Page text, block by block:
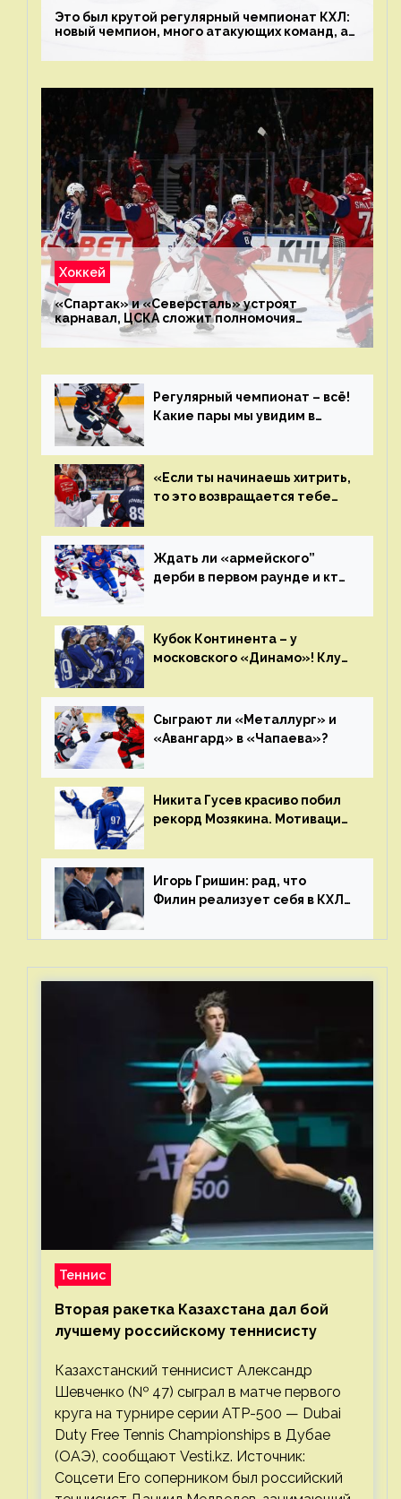
Это был крутой регулярный чемпионат КХЛ:
новый чемпион, много атакующих команд, а
Хоккей
«Спартак» и «Северсталь» устроят
карнавал, ЦСКА сложит полномочия
чемпиона. Превью первого раунда плей-офф
на Западе
Регулярный чемпионат – всё!
Какие пары мы увидим в
«Если ты начинаешь хитрить,
то это возвращается тебе
Ждать ли «армейского”
дерби в первом раунде и кто
Главные интриги последнего
дня «регулярки” КХЛ
Кубок Континента – у
московского «Динамо»! Клуб
сезон
Сыграют ли «Металлург» и
«Авангард» в «Чапаева»?
Никита Гусев красиво побил
рекорд Мозякина. Мотивации
много
Игорь Гришин: рад, что
Филин реализует себя в КХЛ
стали загонять его в рамки
Теннис
Вторая ракетка Казахстана дал бой
лучшему российскому теннисисту
Казахстанский теннисист Александр
Шевченко (№ 47) сыграл в матче первого
круга на турнире серии ATP-500 — Dubai
Duty Free Tennis Championships в Дубае
(ОАЭ), сообщают Vesti.kz. Источник:
Соцсети Его соперником был российский